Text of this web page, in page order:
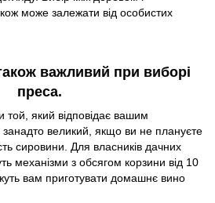
може залежати від особистих
важливий при виборі
преса.
той, який відповідає вашим
великий, якщо ви не плануєте
сировини. Для власників дачних
механізми з обсягом корзини від 10
вам приготувати домашнє вино